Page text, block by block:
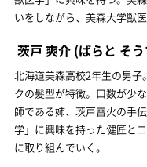
いをしながら、美森大学獣
茨戸 爽介 (ばらと そ
北海道美森高校2年生の男
クの髪型が特徴。口数が少
師である姉、茨戸雷火の手
学」に興味を持った健匠と
に取り組んでいく。